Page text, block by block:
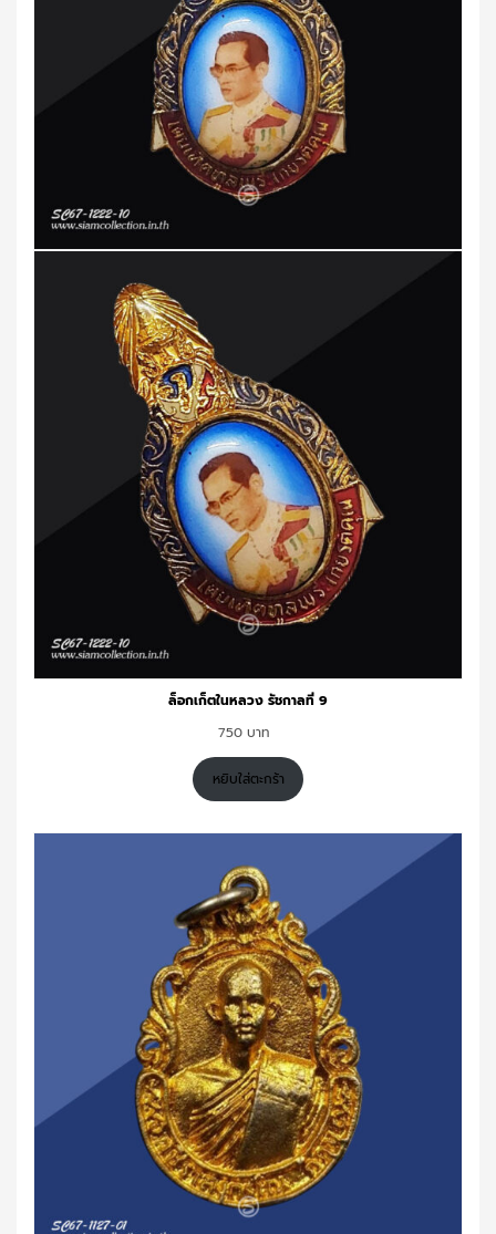
ล็อกเก็ตในหลวง รัชกาลที่ 9
750
หยิบใส่ตะกร้า